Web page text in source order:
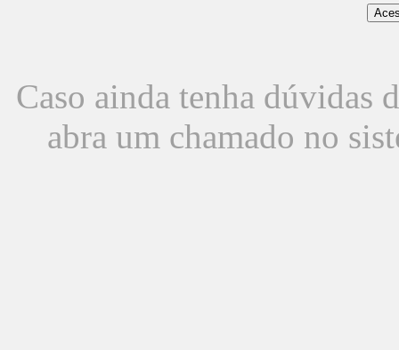
Caso ainda tenha dúvidas
abra um chamado no